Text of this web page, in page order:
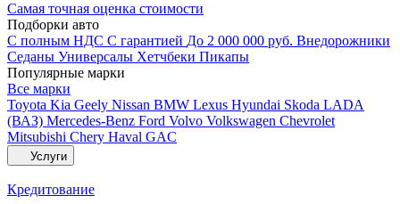
Самая точная оценка стоимости
Подборки авто
С полным НДС С гарантией До 2 000 000 руб. Внедорожники
Седаны Универсалы Хетчбеки Пикапы
Популярные марки
Все марки
Toyota Kia Geely Nissan BMW Lexus Hyundai Skoda LADA
(ВАЗ) Mercedes-Benz Ford Volvo Volkswagen Chevrolet
Mitsubishi Chery Haval GAC
Услуги
Кредитование